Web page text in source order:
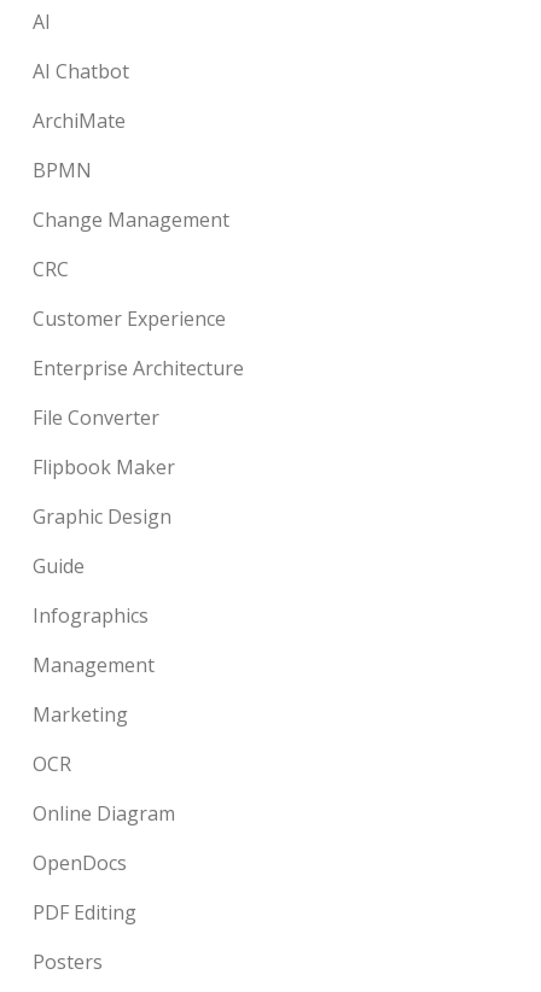
AI
AI Chatbot
ArchiMate
BPMN
Change Management
CRC
Customer Experience
Enterprise Architecture
File Converter
Flipbook Maker
Graphic Design
Guide
Infographics
Management
Marketing
OCR
Online Diagram
OpenDocs
PDF Editing
Posters